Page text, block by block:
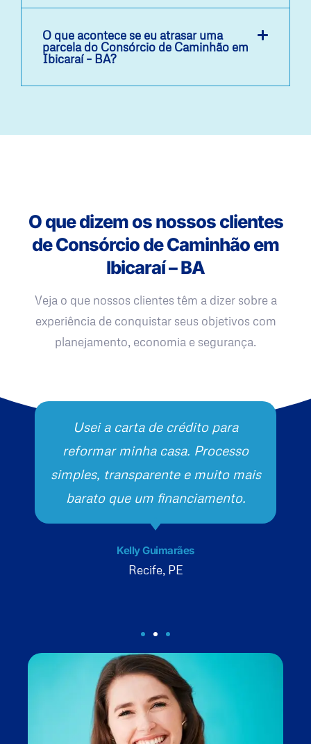
O que acontece se eu atrasar uma
parcela do Consórcio de Caminhão em
Ibicaraí – BA?
O que dizem os nossos clientes
de Consórcio de Caminhão em
Ibicaraí – BA
Veja o que nossos clientes têm a dizer sobre a
experiência de conquistar seus objetivos com
planejamento, economia e segurança.
Usei a carta de crédito para
reformar minha casa. Processo
simples, transparente e muito mais
barato que um financiamento.
Kelly Guimarães
Recife, PE